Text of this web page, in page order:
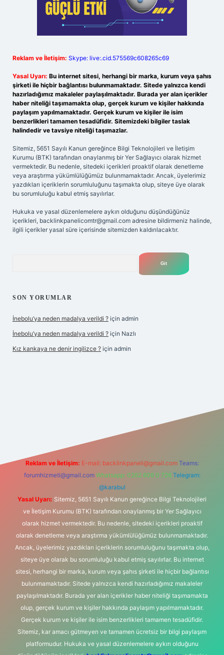
Reklam ve İletişim: Skype: live:.cid.575569c608265c69
Yasal Uyarı: Bu internet sitesi, herhangi bir marka, kurum veya şahıs
şirketi ile hiçbir bağlantısı bulunmamaktadır. Sitede yalnızca kendi
hazırladığımız makaleler paylaşılmaktadır. Burada yer alan içerikler
haber niteliği taşımamakta olup, gerçek kurum ve kişiler hakkında
paylaşım yapılmamaktadır. Gerçek kurum ve kişiler ile isim
benzerlikleri tamamen tesadüfidir. Sitemizdeki bilgiler taslak
halindedir ve tavsiye niteliği taşımazlar.
Sitemiz, 5651 Sayılı Kanun gereğince Bilgi Teknolojileri ve İletişim
Kurumu (BTK) tarafından onaylanmış bir Yer Sağlayıcı olarak hizmet
vermektedir. Bu nedenle, sitedeki içerikleri proaktif olarak denetleme
veya araştırma yükümlülüğümüz bulunmamaktadır. Ancak, üyelerimiz
yazdıkları içeriklerin sorumluluğunu taşımakta olup, siteye üye olarak
bu sorumluluğu kabul etmiş sayılırlar.
Hukuka ve yasal düzenlemelere aykırı olduğunu düşündüğünüz
içerikleri, backlinkpanelicomtr@gmail.com adresine bildirmeniz halinde,
ilgili içerikler yasal süre içerisinde sitemizden kaldırılacaktır.
SON YORUMLAR
İnebolu’ya neden madalya verildi ? için admin
İnebolu’ya neden madalya verildi ? için Nazlı
Kız kankaya ne denir ingilizce ? için admin
Reklam ve İletişim: E-mail: backlinkpaneli@gmail.com Teams:
forumhizmeti@gmail.com Whatsapp: 0262 606 0 726 Telegram:
@karabul
Yasal Uyarı: Sitemiz, 5651 Sayılı Kanun gereğince Bilgi Teknolojileri
ve İletişim Kurumu (BTK) tarafından onaylanmış bir Yer Sağlayıcı
olarak hizmet vermektedir. Bu nedenle, sitedeki içerikleri proaktif
olarak denetleme veya araştırma yükümlülüğümüz bulunmamaktadır.
Ancak, üyelerimiz yazdıkları içeriklerin sorumluluğunu taşımakta olup,
siteye üye olarak bu sorumluluğu kabul etmiş sayılırlar. Bu internet
sitesi, herhangi bir marka, kurum veya şahıs şirketi ile hiçbir bağlantısı
bulunmamaktadır. Sitede yalnızca kendi hazırladığımız makaleler
paylaşılmaktadır. Burada yer alan içerikler haber niteliği taşımamakta
olup, gerçek kurum ve kişiler hakkında paylaşım yapılmamaktadır.
Gerçek kurum ve kişiler ile isim benzerlikleri tamamen tesadüfidir.
Sitemiz, kar amacı gütmeyen ve tamamen ücretsiz bir bilgi paylaşım
platformudur. Hukuka ve yasal düzenlemelere aykırı olduğunu